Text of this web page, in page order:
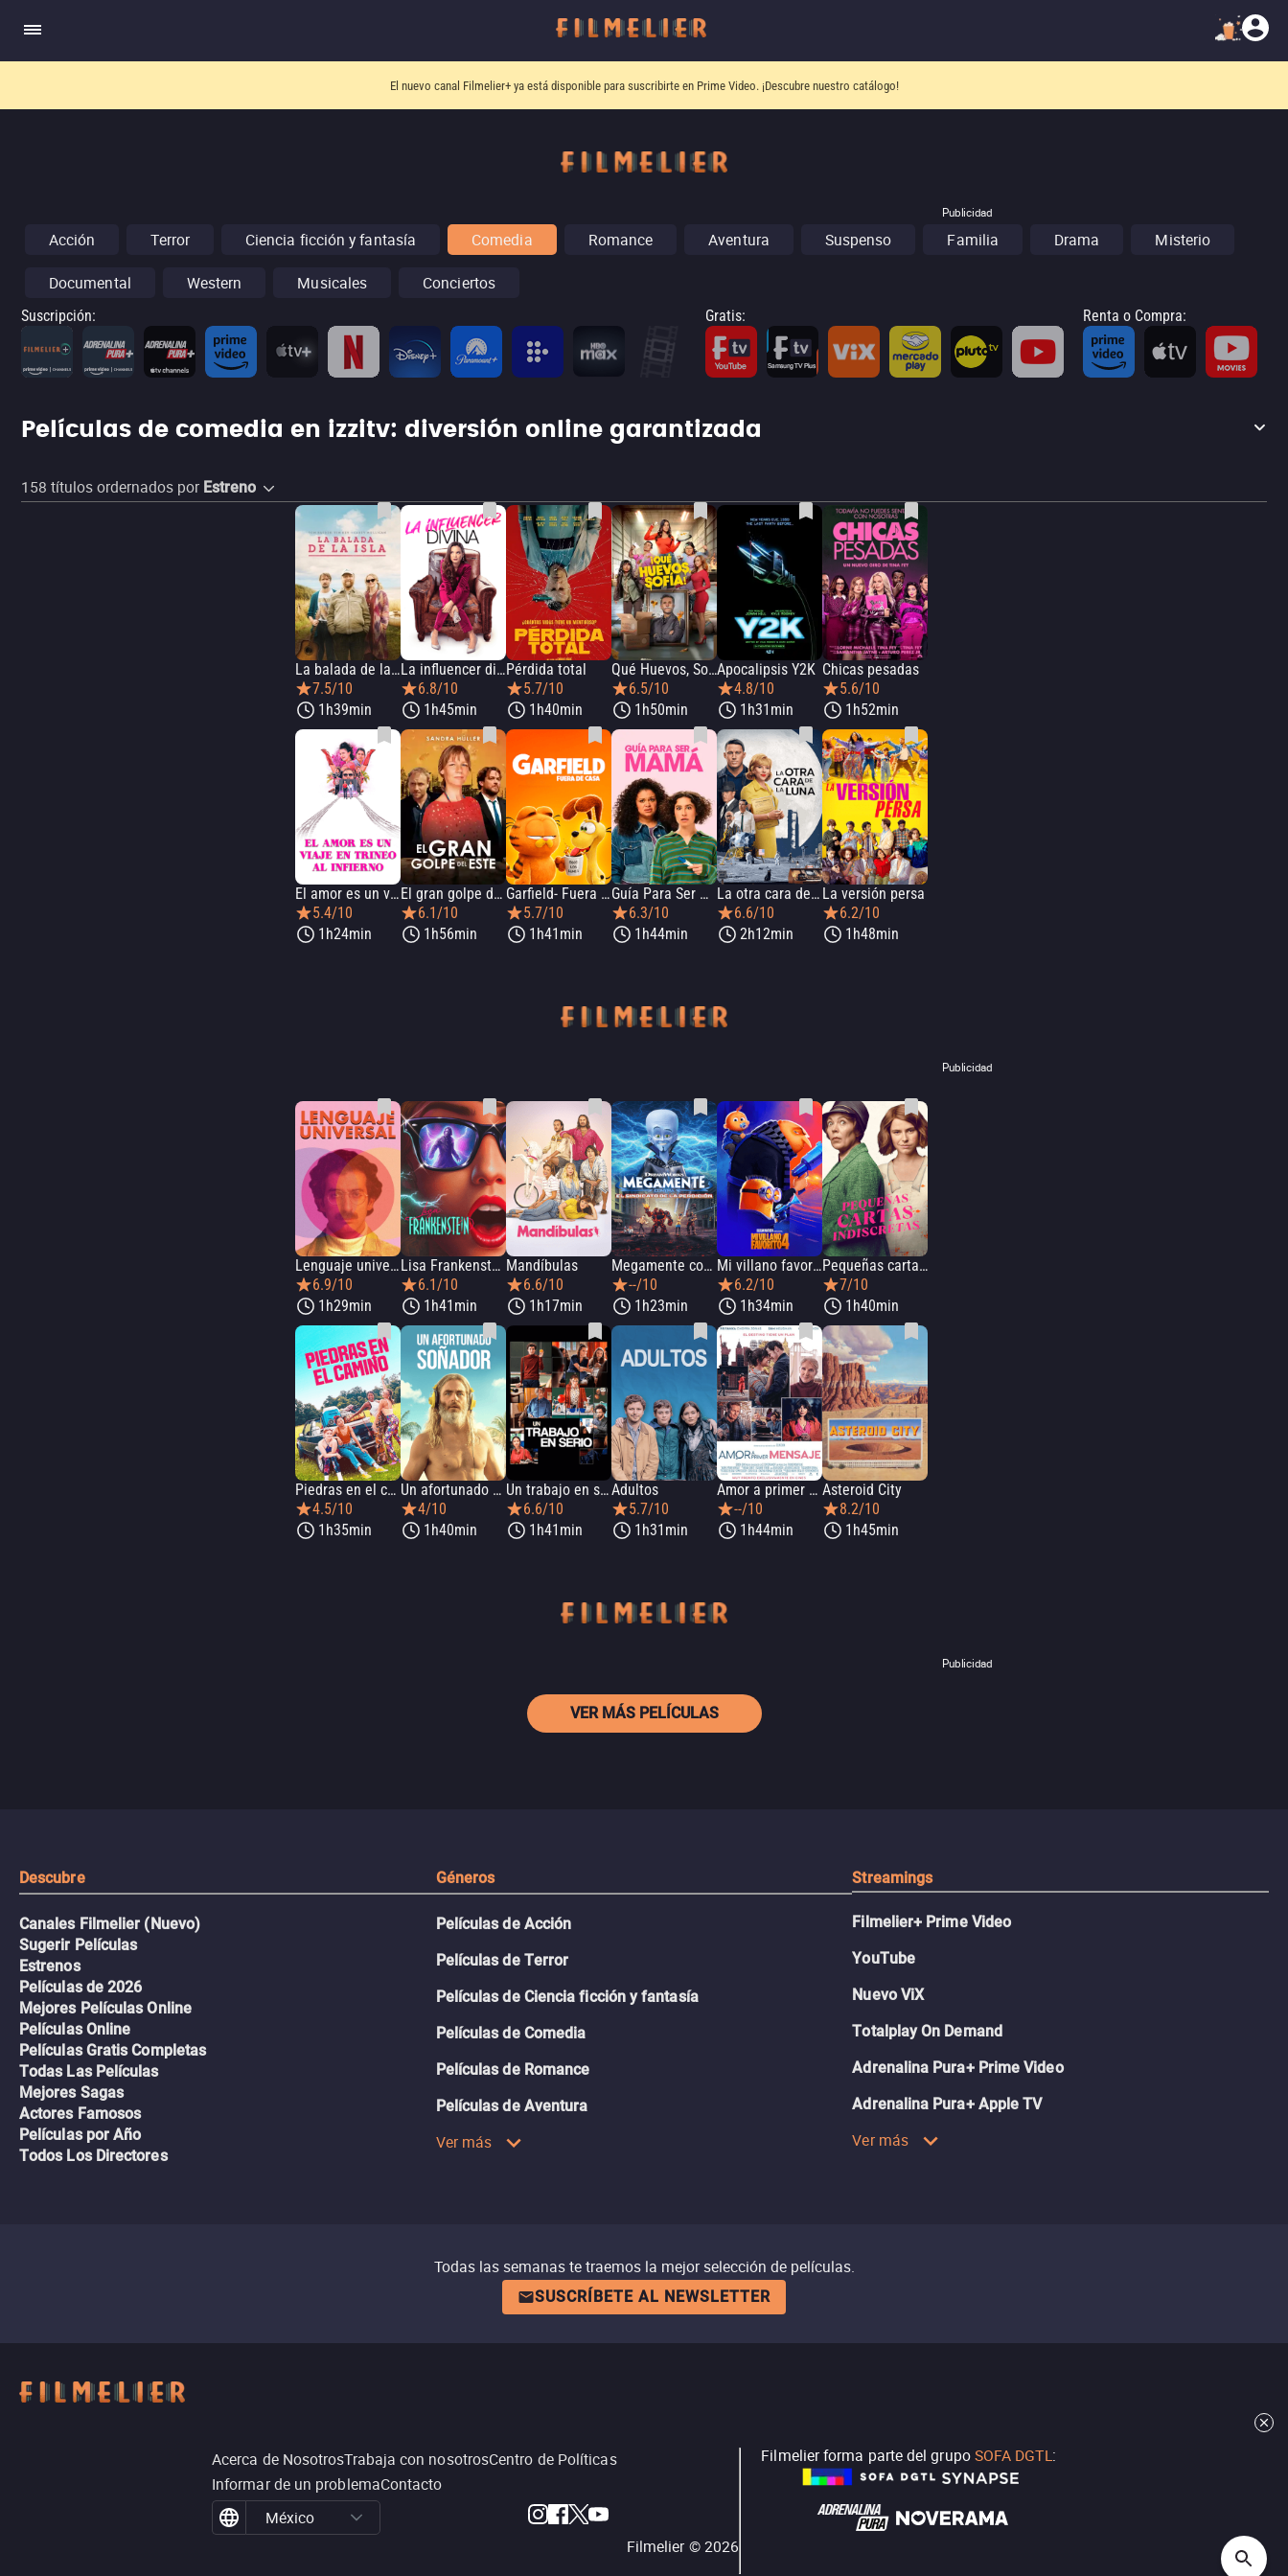
El nuevo canal Filmelier+ya está disponible para suscribirte en Prime Video. ¡Descubre nuestro catálogo!
Publicidad
Acción Terror Ciencia ficción y fantasía Comedia Romance Aventura Suspenso Familia Drama Misterio
Documental Western Musicales Conciertos
Suscripción: Gratis: Renta o Compra:
Películas de comedia en izzitv: diversión online garantizada
158 títulos ordernados por Estreno
La balada de la isla
7.5/10
1h39min
La influencer divina
6.8/10
1h45min
Pérdida total
5.7/10
1h40min
Qué Huevos, Sofía
6.5/10
1h50min
Apocalipsis Y2K
4.8/10
1h31min
Chicas pesadas
5.6/10
1h52min
El amor es un viaje en trineo al infierno
5.4/10
1h24min
El gran golpe del este
6.1/10
1h56min
Garfield- Fuera de Casa
5.7/10
1h41min
Guía Para Ser Mamá
6.3/10
1h44min
La otra cara de la Luna
6.6/10
2h12min
La versión persa
6.2/10
1h48min
Publicidad
Lenguaje universal
6.9/10
1h29min
Lisa Frankenstein
6.1/10
1h41min
Mandíbulas
6.6/10
1h17min
Megamente contra el Sindicato de la perdición
--/10
1h23min
Mi villano favorito 4
6.2/10
1h34min
Pequeñas cartas indiscretas
7/10
1h40min
Piedras en el camino
4.5/10
1h35min
Un afortunado soñador
4/10
1h40min
Un trabajo en serio
6.6/10
1h41min
Adultos
5.7/10
1h31min
Amor a primer mensaje
--/10
1h44min
Asteroid City
8.2/10
1h45min
Publicidad
VER MÁS PELÍCULAS
Descubre
Canales Filmelier (Nuevo)
Sugerir Películas
Estrenos
Películas de 2026
Mejores Películas Online
Películas Online
Películas Gratis Completas
Todas Las Películas
Mejores Sagas
Actores Famosos
Películas por Año
Todos Los Directores
Géneros
Películas de Acción
Películas de Terror
Películas de Ciencia ficción y fantasía
Películas de Comedia
Películas de Romance
Películas de Aventura
Ver más
Streamings
Filmelier+ Prime Video
YouTube
Nuevo ViX
Totalplay On Demand
Adrenalina Pura+ Prime Video
Adrenalina Pura+ Apple TV
Ver más
Todas las semanas te traemos la mejor selección de películas.
SUSCRÍBETE AL NEWSLETTER
Acerca de NosotrosTrabaja con nosotrosCentro de Políticas
Informar de un problemaContacto
México
Filmelier ©2026
Filmelier forma parte del grupoSOFA DGTL: